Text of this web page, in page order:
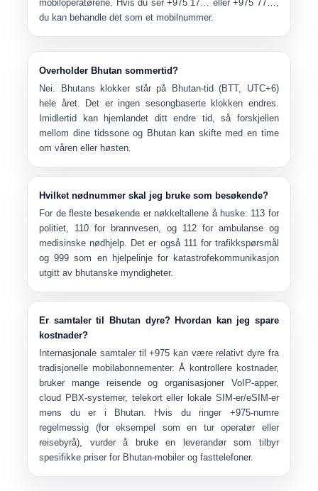
mobiloperatørene. Hvis du ser +975 17… eller +975 77…,
du kan behandle det som et mobilnummer.
Overholder Bhutan sommertid?
Nei. Bhutans klokker står på Bhutan-tid (BTT, UTC+6)
hele året. Det er ingen sesongbaserte klokken endres.
Imidlertid kan hjemlandet ditt endre tid, så forskjellen
mellom dine tidssone og Bhutankan skifte med en time
om våren eller høsten.
Hvilket nødnummer skal jeg bruke som besøkende?
For de fleste besøkende er nøkkeltallene å huske: 113 for
politiet, 110 for brannvesen, og 112for ambulanse og
medisinske nødhjelp. Det er også 111for trafikkspørsmål
og999 som en hjelpelinje for katastrofekommunikasjon
utgitt av bhutanske myndigheter.
Er samtaler til Bhutan dyre? Hvordan kan jeg spare
kostnader?
Internasjonale samtaler til +975 kan være relativt dyre fra
tradisjonelle mobilabonnementer. Å kontrollere kostnader,
bruker mange reisende og organisasjoner VoIP-apper,
cloud PBX-systemer, telekort eller lokale SIM-er/eSIM-er
mens du er i Bhutan. Hvis du ringer +975-numre
regelmessig (for eksempel som en tur operatør eller
reisebyrå), vurder å bruke en leverandør som tilbyr
spesifikke priser for Bhutan-mobiler og fasttelefoner.